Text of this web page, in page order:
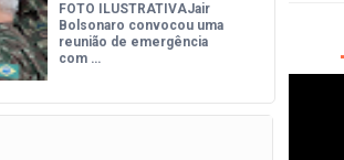
FOTO ILUSTRATIVAJair
Bolsonaro convocou uma
reunião de emergência
com …